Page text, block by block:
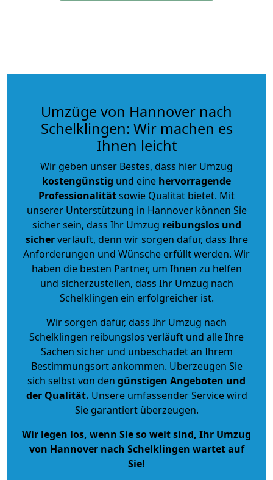
Umzüge von Hannover nach
Schelklingen: Wir machen es
Ihnen leicht
Wir geben unser Bestes, dass hier Umzug
kostengünstig und eine hervorragende
Professionalitätsowie Qualität bietet. Mit
unserer Unterstützung in Hannover können Sie
sicher sein, dass Ihr Umzug reibungslos und
sicherverläuft, denn wir sorgen dafür, dass Ihre
Anforderungen und Wünsche erfüllt werden. Wir
haben die besten Partner, um Ihnen zu helfen
und sicherzustellen, dass Ihr Umzug nach
Schelklingen ein erfolgreicher ist.
Wir sorgen dafür, dass Ihr Umzug nach
Schelklingen reibungslos verläuft und alle Ihre
Sachen sicher und unbeschadet an Ihrem
Bestimmungsort ankommen. Überzeugen Sie
sich selbst von den günstigen Angeboten und
der Qualität. Unsere umfassender Service wird
Sie garantiert überzeugen.
Wir legen los, wenn Sie so weit sind, Ihr Umzug
von Hannover nach Schelklingen wartet auf
Sie!